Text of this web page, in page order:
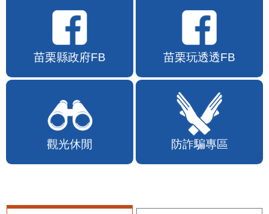
苗栗縣政府FB 苗栗玩透透FB
觀光休閒 防詐騙專區